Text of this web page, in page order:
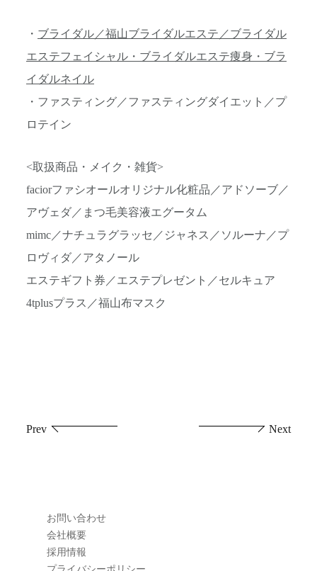
・ ブライダル／福山ブライダルエステ／ブライダル
エステフェイシャル・ブライダルエステ痩身・ブラ
イダルネイル
・ファスティング／ファスティングダイエット／プ
ロテイン
<取扱商品・メイク・雑貨>
faciorファシオールオリジナル化粧品／アドソーブ／
アヴェダ／まつ毛美容液エグータム
mimc／ナチュラグラッセ／ジャネス／ソルーナ／プ
ロヴィダ／アタノール
エステギフト券／エステプレゼント／セルキュア
4tplusプラス／福山布マスク
Prev Next
お問い合わせ
会社概要
採用情報